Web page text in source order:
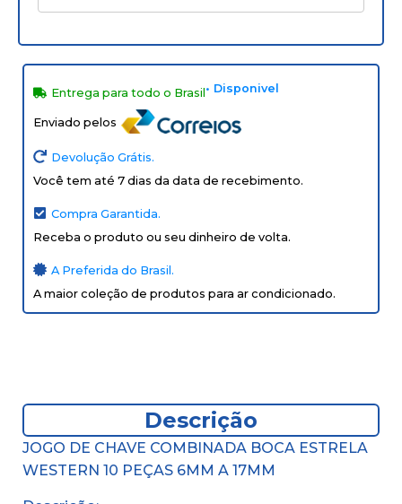
Entrega para todo o Brasil • Disponivel
Enviado pelos
Devolução Grátis.
Você tem até 7 dias da data de recebimento.
Compra Garantida.
Receba o produto ou seu dinheiro de volta.
A Preferida do Brasil.
A maior coleção de produtos para ar condicionado.
Descrição
JOGO DE CHAVE COMBINADA BOCA ESTRELA
WESTERN 10 PEÇAS 6MM A 17MM